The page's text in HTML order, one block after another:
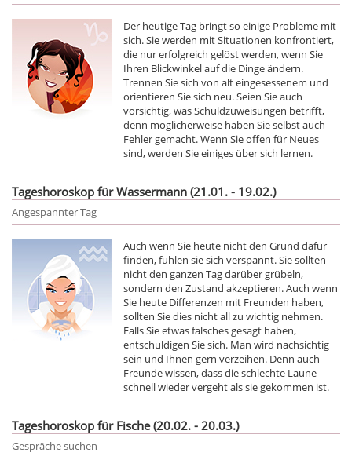
Der heutige Tag bringt so einige Probleme mit
sich. Sie werden mit Situationen konfrontiert,
die nur erfolgreich gelöst werden, wenn Sie
Ihren Blickwinkel auf die Dinge ändern.
Trennen Sie sich von alt eingesessenem und
orientieren Sie sich neu. Seien Sie auch
vorsichtig, was Schuldzuweisungen betrifft,
denn möglicherweise haben Sie selbst auch
Fehler gemacht. Wenn Sie offen für Neues
sind, werden Sie einiges über sich lernen.
Tageshoroskop für Wassermann (21.01. - 19.02.)
Angespannter Tag
Auch wenn Sie heute nicht den Grund dafür
finden, fühlen sie sich verspannt. Sie sollten
nicht den ganzen Tag darüber grübeln,
sondern den Zustand akzeptieren. Auch wenn
Sie heute Differenzen mit Freunden haben,
sollten Sie dies nicht all zu wichtig nehmen.
Falls Sie etwas falsches gesagt haben,
entschuldigen Sie sich. Man wird nachsichtig
sein und Ihnen gern verzeihen. Denn auch
Freunde wissen, dass die schlechte Laune
schnell wieder vergeht als sie gekommen ist.
Tageshoroskop für Fische (20.02. - 20.03.)
Gespräche suchen